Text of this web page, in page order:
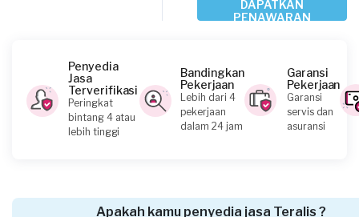
Fikriyah Rahayuni requested Teralis
Jakarta Selatan, Jakarta
Request Fulfilled
Kurang dari Rp1.000.000
7 bulan yang lalu
DAPATKAN
PENAWARAN
Penyedia
Jasa
Terverifikasi
Peringkat
bintang 4 atau
lebih tinggi
Bandingkan
Pekerjaan
Lebih dari 4
pekerjaan
dalam 24 jam
Garansi
Pekerjaan
Garansi
servis dan
asuransi
Apakah kamu penyedia jasa Teralis ?